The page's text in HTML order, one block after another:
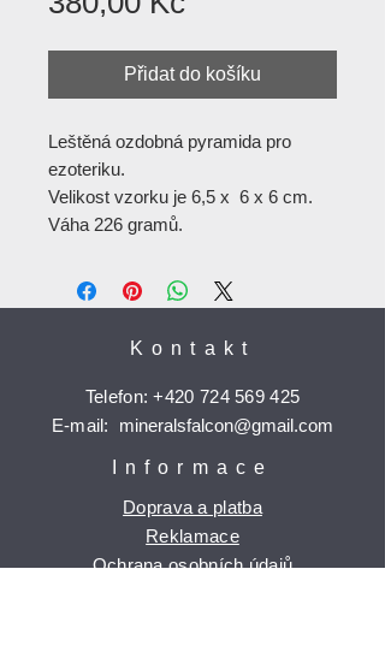
Přidat do košíku
Leštěná ozdobná pyramida pro
ezoteriku.
Velikost vzorku je 6,5 x 6 x 6 cm.
Váha 226 gramů.
Kontakt
Telefon:+420 724 569 425
E-mail: mineralsfalcon@gmail.com
Informace
Doprava a platba
Reklamace
Ochrana osobních údajů